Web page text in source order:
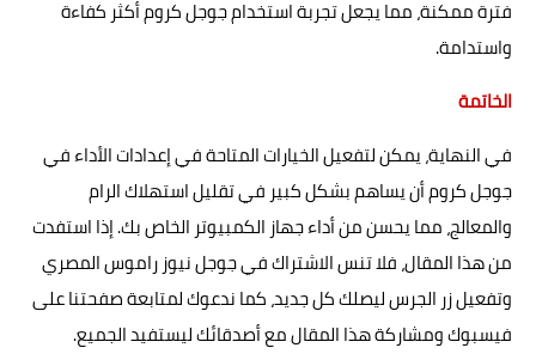
فترة ممكنة، مما يجعل تجربة استخدام جوجل كروم أكثر كفاءة
واستدامة.
الخاتمة
في النهاية، يمكن لتفعيل الخيارات المتاحة في إعدادات الأداء في
جوجل كروم أن يساهم بشكل كبير في تقليل استهلاك الرام
والمعالج، مما يحسن من أداء جهاز الكمبيوتر الخاص بك. إذا استفدت
من هذا المقال، فلا تنس الاشتراك في جوجل نيوز راموس المصري
وتفعيل زر الجرس ليصلك كل جديد، كما ندعوك لمتابعة صفحتنا على
فيسبوك ومشاركة هذا المقال مع أصدقائك ليستفيد الجميع.